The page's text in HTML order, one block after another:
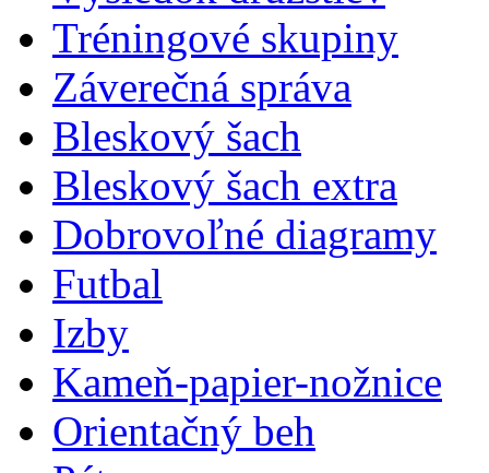
Tréningové skupiny
Záverečná správa
Bleskový šach
Bleskový šach extra
Dobrovoľné diagramy
Futbal
Izby
Kameň-papier-nožnice
Orientačný beh